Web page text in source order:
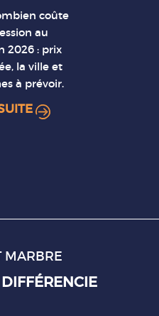
coûte
au
2026 : prix
la ville et
à prévoir.
MARBRE